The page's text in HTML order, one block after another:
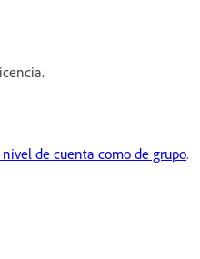
de cuenta como de grupo.